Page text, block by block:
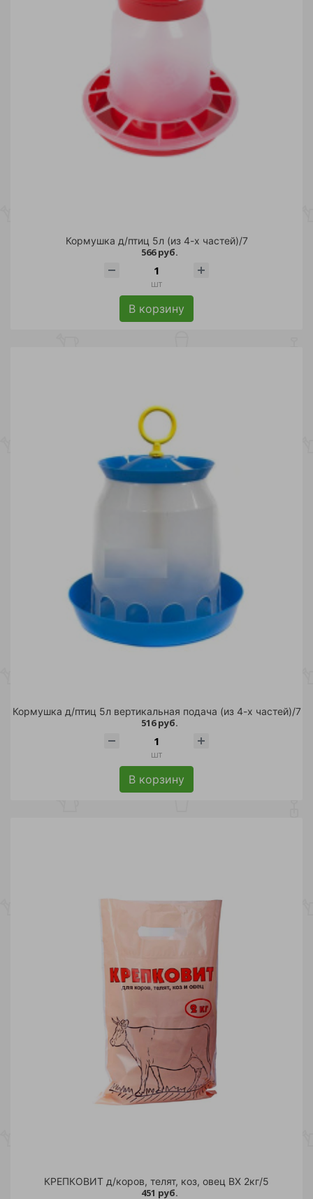
Кормушка д/птиц 5л (из 4-х частей)/7
566 руб.
шт
В корзину
Кормушка д/птиц 5л вертикальная подача (из 4-х частей)/7
516 руб.
шт
В корзину
КРЕПКОВИТ д/коров, телят, коз, овец ВХ 2кг/5
451 руб.